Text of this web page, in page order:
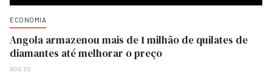
Angola armazenou mais de 1 milhão de quilates de
diamantes até melhorar o preço